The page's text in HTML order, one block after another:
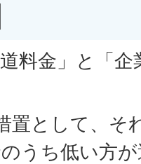
道料金」と「
置として、そ
うち低い方